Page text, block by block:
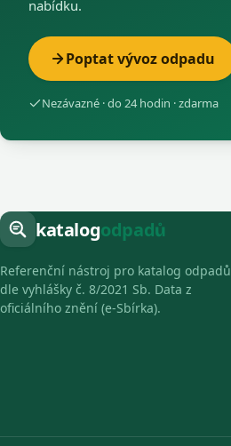
nabídku.
Poptat vývoz odpadu
Nezávazné · do 24 hodin · zdarma
katalogodpadů
Referenční nástroj pro katalog odpadů
dle vyhlášky č. 8/2021 Sb. Data z
oficiálního znění (e-Sbírka).